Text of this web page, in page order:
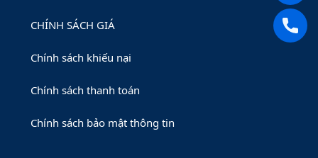
CHÍNH SÁCH GIÁ
Chính sách khiếu nại
Chính sách thanh toán
Chính sách bảo mật thông tin